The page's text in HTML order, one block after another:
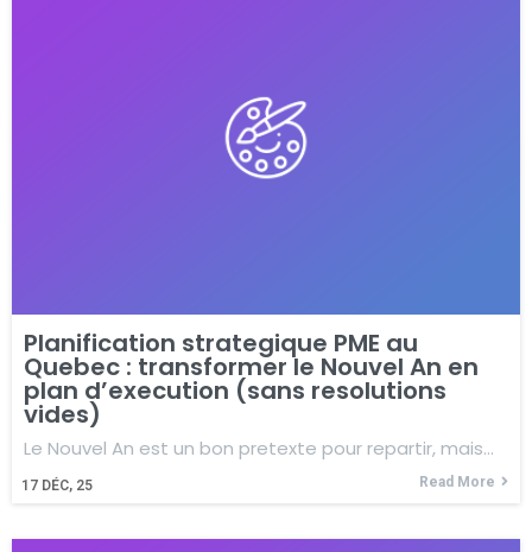
Planification strategique PME au
Quebec : transformer le Nouvel An en
plan d’execution (sans resolutions
vides)
17 DÉC, 25
Le Nouvel An est un bon pretexte pour repartir, mais…
Read More